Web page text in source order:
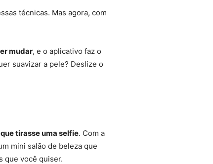
técnicas. Mas agora, com
mudar, e o aplicativo faz o
suavizar a pele? Deslize o
tirasse uma selfie. Com a
mini salão de beleza que
que você quiser.